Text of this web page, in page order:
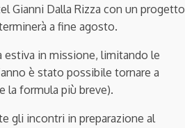
Gianni Dalla Rizza con un progetto
a fine agosto.
estiva in missione, limitando le
è stato possibile tornare a
la formula più breve).
gli incontri in preparazione al